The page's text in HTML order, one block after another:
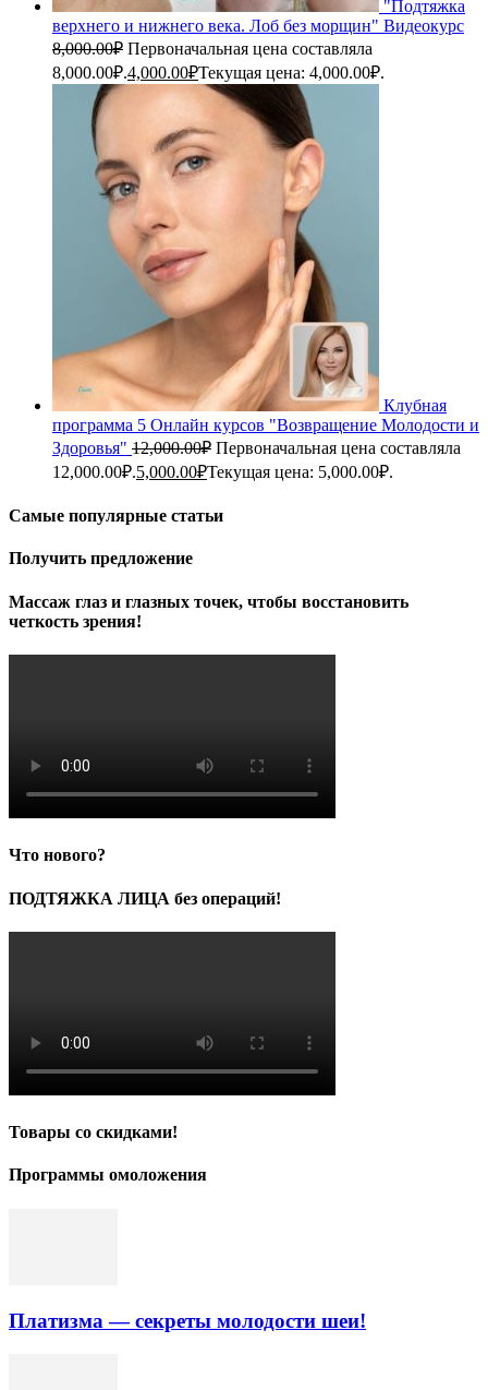
"Подтяжка
верхнего и нижнего века. Лоб без морщин" Видеокурс
8,000.00₽ Первоначальная цена составляла
8,000.00₽.4,000.00₽Текущая цена: 4,000.00₽.
Клубная
программа 5 Онлайн курсов "Возвращение Молодости и
Здоровья" 12,000.00₽ Первоначальная цена составляла
12,000.00₽.5,000.00₽Текущая цена: 5,000.00₽.
Самые популярные статьи
Получить предложение
Массаж глаз и глазных точек, чтобы восстановить
четкость зрения!
Что нового?
ПОДТЯЖКА ЛИЦА без операций!
Товары со скидками!
Программы омоложения
Платизма — секреты молодости шеи!